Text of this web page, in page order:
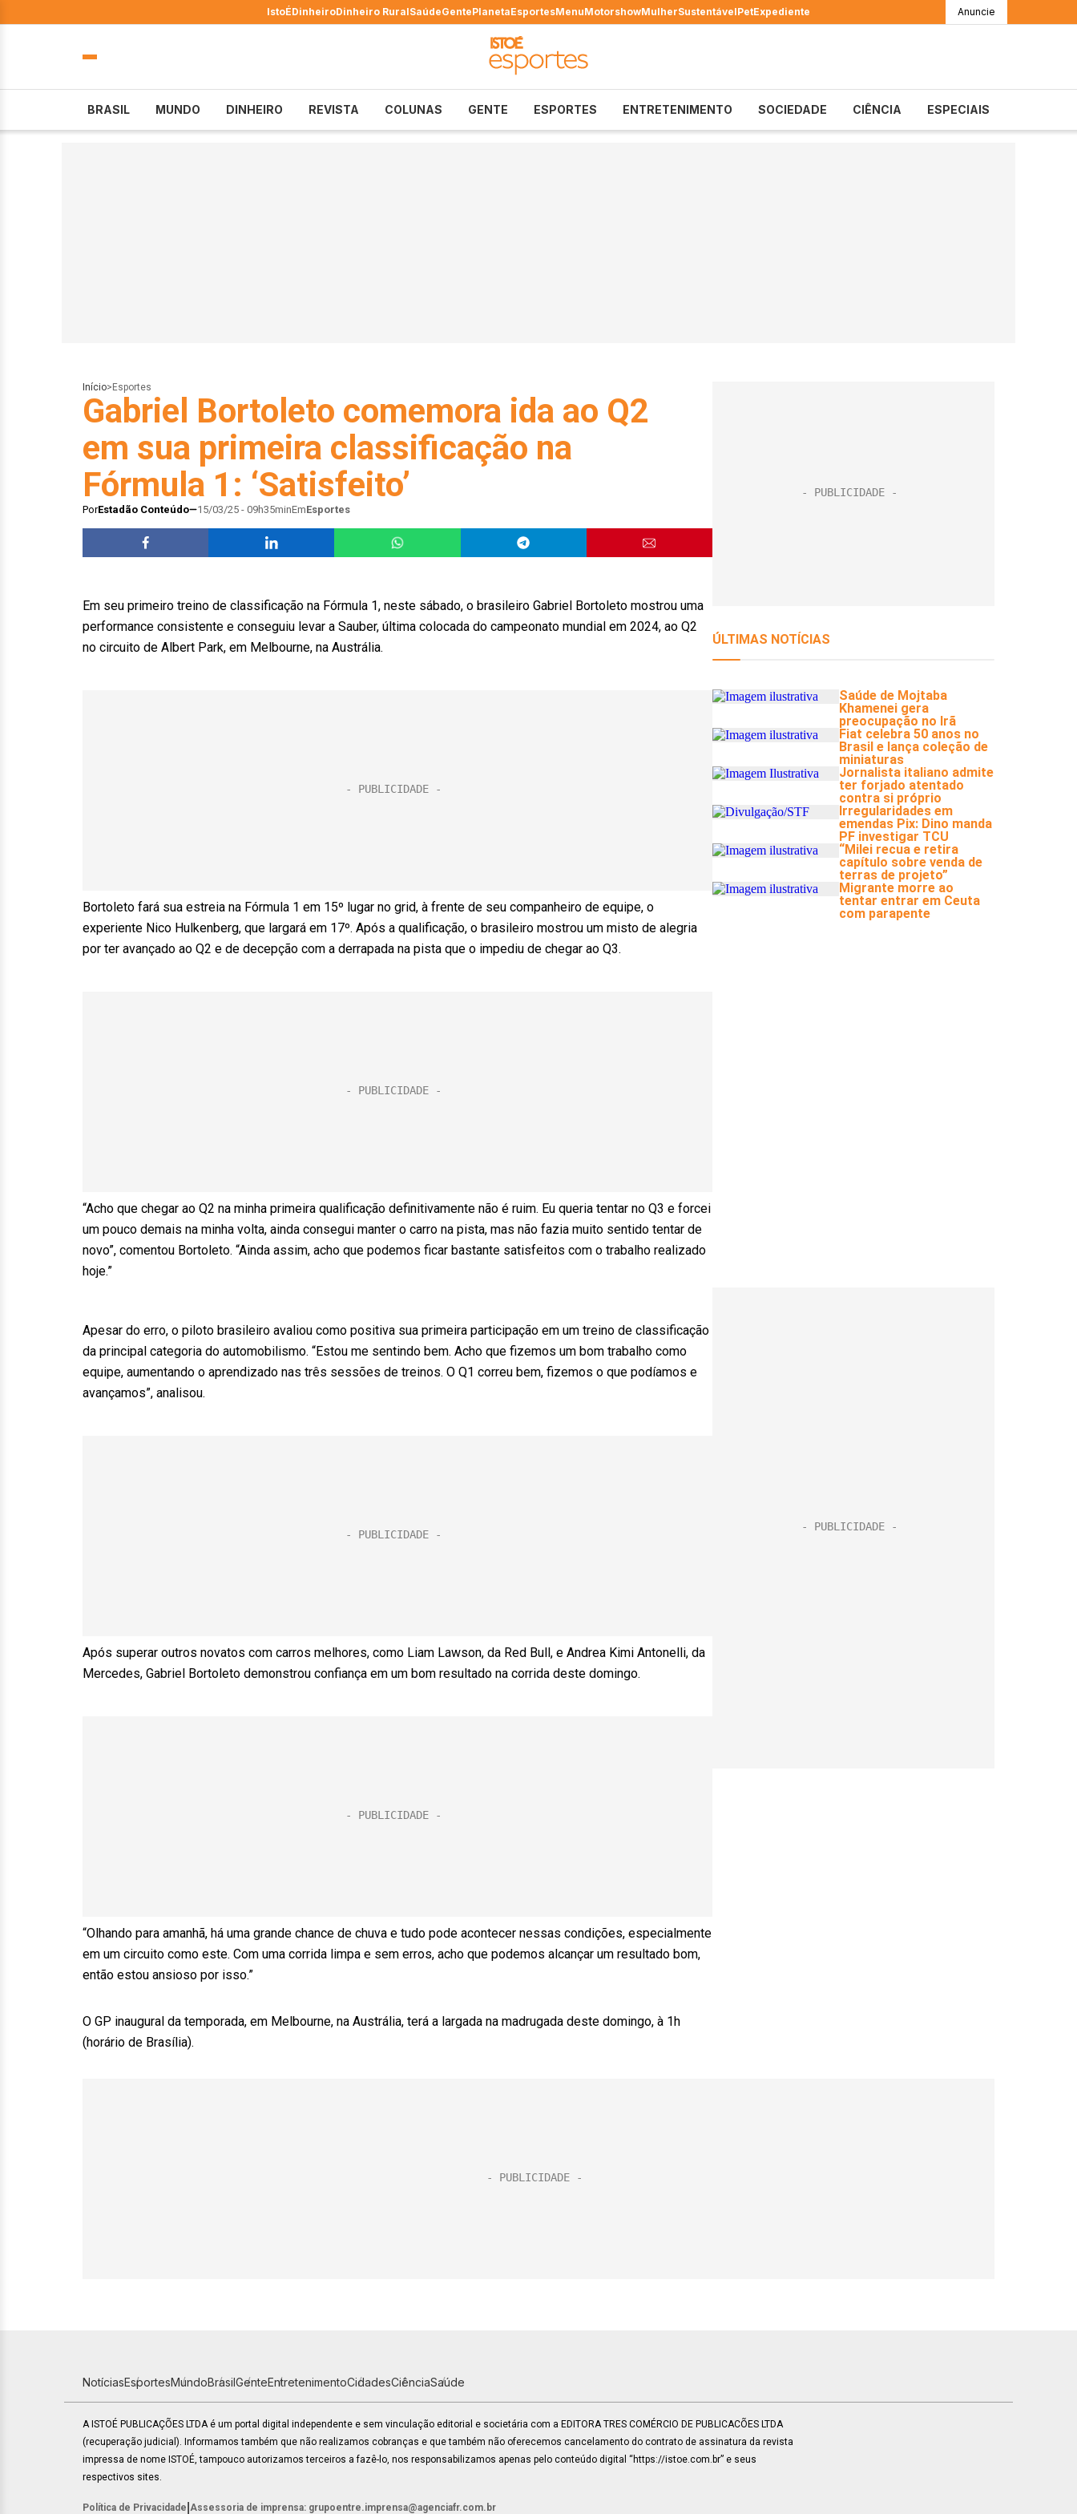
IstoÉDinheiroDinheiro RuralSaúdeGentePlanetaEsportesMenuMotorshowMulherSustentávelPetExpediente Anuncie
BRASIL MUNDO DINHEIRO REVISTA COLUNAS GENTE ESPORTES ENTRETENIMENTO SOCIEDADE CIÊNCIA ESPECIAIS
Início> Esportes
Gabriel Bortoleto comemora ida ao Q2
em sua primeira classificação na
Fórmula 1: ‘Satisfeito’
PorEstadão Conteúdo 15/03/25 - 09h35minEmEsportes
Em seu primeiro treino de classificação na Fórmula 1, neste sábado, o brasileiro Gabriel Bortoleto mostrou uma
performance consistente e conseguiu levar a Sauber, última colocada do campeonato mundial em 2024, ao Q2
no circuito de Albert Park, em Melbourne, na Austrália.
Bortoleto fará sua estreia na Fórmula 1 em 15º lugar no grid, à frente de seu companheiro de equipe, o
experiente Nico Hulkenberg, que largará em 17º. Após a qualificação, o brasileiro mostrou um misto de alegria
por ter avançado ao Q2 e de decepção com a derrapada na pista que o impediu de chegar ao Q3.
“Acho que chegar ao Q2 na minha primeira qualificação definitivamente não é ruim. Eu queria tentar no Q3 e forcei
um pouco demais na minha volta, ainda consegui manter o carro na pista, mas não fazia muito sentido tentar de
novo”, comentou Bortoleto. “Ainda assim, acho que podemos ficar bastante satisfeitos com o trabalho realizado
hoje.”
Apesar do erro, o piloto brasileiro avaliou como positiva sua primeira participação em um treino de classificação
da principal categoria do automobilismo. “Estou me sentindo bem. Acho que fizemos um bom trabalho como
equipe, aumentando o aprendizado nas três sessões de treinos. O Q1 correu bem, fizemos o que podíamos e
avançamos”, analisou.
Após superar outros novatos com carros melhores, como Liam Lawson, da Red Bull, e Andrea Kimi Antonelli, da
Mercedes, Gabriel Bortoleto demonstrou confiança em um bom resultado na corrida deste domingo.
“Olhando para amanhã, há uma grande chance de chuva e tudo pode acontecer nessas condições, especialmente
em um circuito como este. Com uma corrida limpa e sem erros, acho que podemos alcançar um resultado bom,
então estou ansioso por isso.”
O GP inaugural da temporada, em Melbourne, na Austrália, terá a largada na madrugada deste domingo, à 1h
(horário de Brasília).
NotíciasEsportesMundoBrasilGenteEntretenimentoCidadesCiênciaSaúde
A ISTOÉ PUBLICAÇÕES LTDA é um portal digital independente e sem vinculação editorial e societária com a EDITORA TRES COMÉRCIO DE PUBLICACÕES LTDA
(recuperação judicial). Informamos também que não realizamos cobranças e que também não oferecemos cancelamento do contrato de assinatura da revista
impressa de nome ISTOÉ, tampouco autorizamos terceiros a fazê-lo, nos responsabilizamos apenas pelo conteúdo digital “https://istoe.com.br” e seus
respectivos sites.
Política de Privacidade Assessoria de imprensa: grupoentre.imprensa@agenciafr.com.br